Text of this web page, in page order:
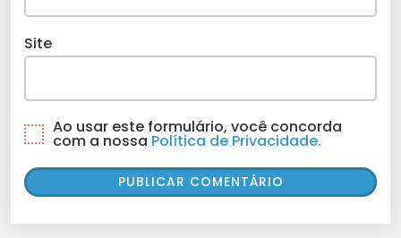
Site
Ao usar este formulário, você concorda
com a nossa Política de Privacidade.